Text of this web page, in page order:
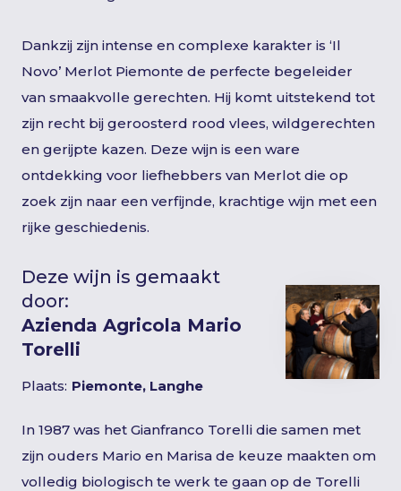
Dankzij zijn intense en complexe karakter is ‘Il
Novo’ Merlot Piemonte de perfecte begeleider
van smaakvolle gerechten. Hij komt uitstekend tot
zijn recht bij geroosterd rood vlees, wildgerechten
en gerijpte kazen. Deze wijn is een ware
ontdekking voor liefhebbers van Merlot die op
zoek zijn naar een verfijnde, krachtige wijn met een
rijke geschiedenis.
Deze wijn is gemaakt
door:
Azienda Agricola Mario
Torelli
Plaats: Piemonte, Langhe
In 1987 was het Gianfranco Torelli die samen met
zijn ouders Mario en Marisa de keuze maakten om
volledig biologisch te werk te gaan op de Torelli